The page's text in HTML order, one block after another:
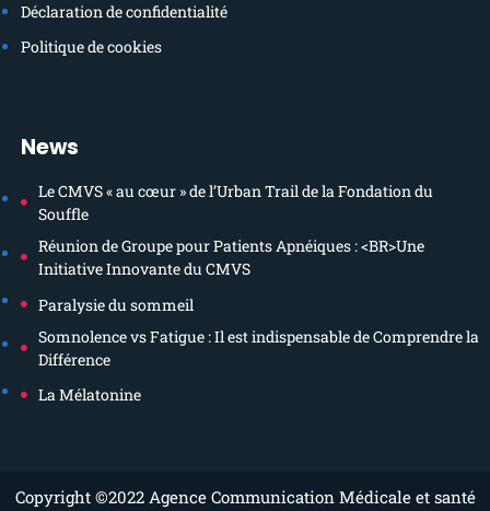
Déclaration de confidentialité
Politique de cookies
News
Le CMVS « au cœur » de l’Urban Trail de la Fondation du
Souffle
Réunion de Groupe pour Patients Apnéiques : <BR>Une
Initiative Innovante du CMVS
Paralysie du sommeil
Somnolence vs Fatigue : Il est indispensable de Comprendre la
Différence
La Mélatonine
Copyright ©2022 Agence Communication Médicale et santé